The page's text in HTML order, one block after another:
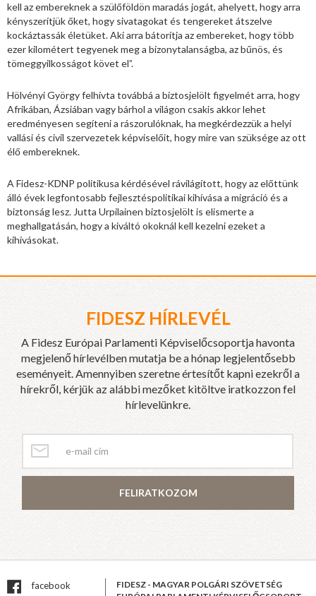
kell az embereknek a szülőföldön maradás jogát, ahelyett, hogy arra
kényszerítjük őket, hogy sivatagokat és tengereket átszelve
kockáztassák életüket. Aki arra bátorítja az embereket, hogy több
ezer kilométert tegyenek meg a bizonytalanságba, az bűnös, és
tömeggyilkosságot követ el”.
Hölvényi György felhívta továbbá a biztosjelölt figyelmét arra, hogy
Afrikában, Ázsiában vagy bárhol a világon csakis akkor lehet
eredményesen segíteni a rászorulóknak, ha megkérdezzük a helyi
vallási és civil szervezetek képviselőit, hogy mire van szüksége az ott
élő embereknek.
A Fidesz-KDNP politikusa kérdésével rávilágított, hogy az előttünk
álló évek legfontosabb fejlesztéspolitikai kihívása a migráció és a
biztonság lesz. Jutta Urpilainen biztosjelölt is elismerte a
meghallgatásán, hogy a kiváltó okoknál kell kezelni ezeket a
kihívásokat.
FIDESZ HÍRLEVÉL
A Fidesz Európai Parlamenti Képviselőcsoportja havonta
megjelenő hírlevélben mutatja be a hónap legjelentősebb
eseményeit. Amennyiben szeretne értesítőt kapni ezekről a
hírekről, kérjük az alábbi mezőket kitöltve iratkozzon fel
hírlevelünkre.
FELIRATKOZOM
facebook
FIDESZ - MAGYAR POLGÁRI SZÖVETSÉG